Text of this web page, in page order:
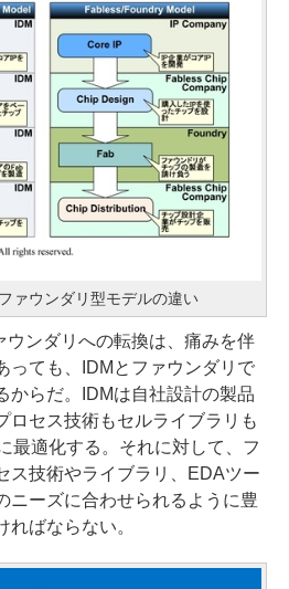
ァウンダリ型モデルの違い
ンダリへの転換は、痛みを伴
っても、IDMとファウンダリで
からだ。IDMは自社設計の製品
ロセス技術もセルライブラリも
最適化する。それに対して、フ
ス技術やライブラリ、EDAツー
ニーズに合わせられるように豊
ばならない。